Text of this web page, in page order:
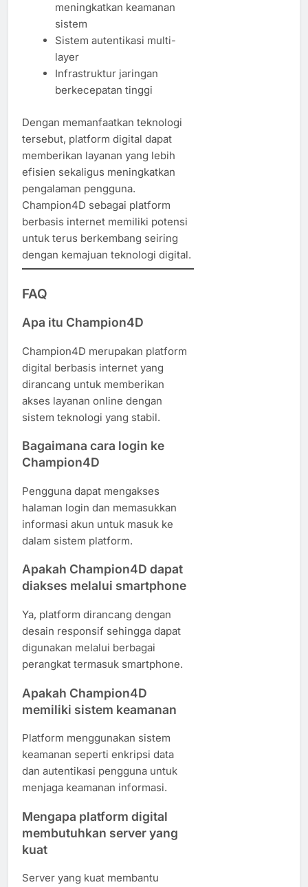
meningkatkan keamanan
sistem
Sistem autentikasi multi-
layer
Infrastruktur jaringan
berkecepatan tinggi
Dengan memanfaatkan teknologi
tersebut, platform digital dapat
memberikan layanan yang lebih
efisien sekaligus meningkatkan
pengalaman pengguna.
Champion4D sebagai platform
berbasis internet memiliki potensi
untuk terus berkembang seiring
dengan kemajuan teknologi digital.
FAQ
Apa itu Champion4D
Champion4D merupakan platform
digital berbasis internet yang
dirancang untuk memberikan
akses layanan online dengan
sistem teknologi yang stabil.
Bagaimana cara login ke
Champion4D
Pengguna dapat mengakses
halaman login dan memasukkan
informasi akun untuk masuk ke
dalam sistem platform.
Apakah Champion4D dapat
diakses melalui smartphone
Ya, platform dirancang dengan
desain responsif sehingga dapat
digunakan melalui berbagai
perangkat termasuk smartphone.
Apakah Champion4D
memiliki sistem keamanan
Platform menggunakan sistem
keamanan seperti enkripsi data
dan autentikasi pengguna untuk
menjaga keamanan informasi.
Mengapa platform digital
membutuhkan server yang
kuat
Server yang kuat membantu